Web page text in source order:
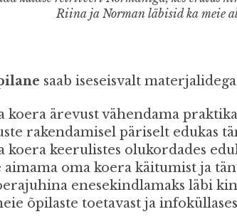
Riina ja Norman läbisid ka meie
saab iseseisvalt
koera ärevust vähendama
rakendamisel päriselt edukas
koera keerulistes olukordades
aimama oma koera käitumist ja
enesekindlamaks läbi
õpilaste toetavast ja